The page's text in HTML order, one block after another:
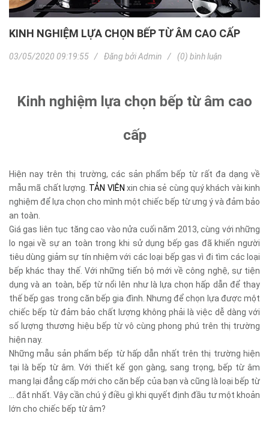
KINH NGHIỆM LỰA CHỌN BẾP TỪ ÂM CAO CẤP
03/05/2020 09:19:55 Đăng bởiAdmin (0) bình luận
Kinh nghiệm lựa chọn bếp từ âm cao
cấp
Hiện nay trên thị trường, các sản phẩm bếp từ rất đa dạng về
mẫu mã chất lượng. TẢN VIÊN xin chia sẻ cùng quý khách vài kinh
nghiệm để lựa chọn cho mình một chiếc bếp từ ưng ý và đảm bảo
an toàn.
Giá gas liên tục tăng cao vào nửa cuối năm 2013, cùng với những
lo ngại về sự an toàn trong khi sử dụng bếp gas đã khiến người
tiêu dùng giảm sự tín nhiệm với các loại bếp gas vì đi tìm các loại
bếp khác thay thế. Với những tiến bộ mới về công nghệ, sự tiện
dụng và an toàn, bếp từ nổi lên như là lựa chọn hấp dẫn để thay
thế bếp gas trong căn bếp gia đình. Nhưng để chọn lựa được một
chiếc bếp từ đảm bảo chất lượng không phải là việc dễ dàng với
số lượng thương hiệu bếp từ vô cùng phong phú trên thị trường
hiện nay.
Những mẫu sản phẩm bếp từ hấp dẫn nhất trên thị trường hiện
tại là bếp từ âm. Với thiết kế gọn gàng, sang trọng, bếp từ âm
mang lại đẳng cấp mới cho căn bếp của bạn và cũng là loại bếp từ
... đắt nhất. Vậy cần chú ý điều gì khi quyết định đầu tư một khoản
lớn cho chiếc bếp từ âm?